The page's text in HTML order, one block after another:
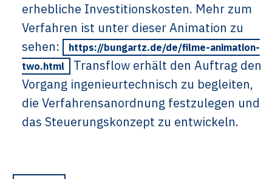
erhebliche Investitionskosten. Mehr zum
Verfahren ist unter dieser Animation zu
sehen:
https://bungartz.de/de/filme-animation-
two.html
Transflow erhält den Auftrag den
Vorgang ingenieurtechnisch zu begleiten,
die Verfahrensanordnung festzulegen und
das Steuerungskonzept zu entwickeln.